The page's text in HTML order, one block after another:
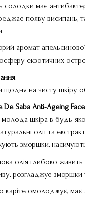
солодки має
появу висипань,
аромат
екзотичних
щодня на чисту шкіру
De Saba Anti-Ageing
молода шкіра в будь-
олії та
зморшки,
олія глибоко
розгладжує зморшки
каріте омолоджує, має